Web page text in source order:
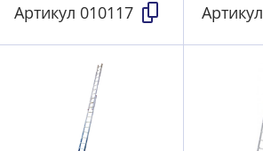
Артикул 010117 Артикул